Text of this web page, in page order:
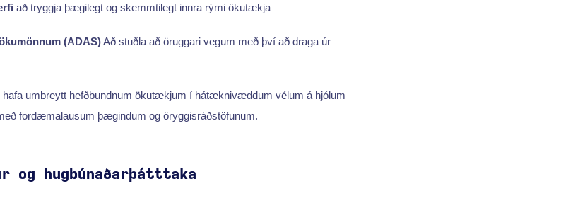
að tryggja þægilegt og skemmtilegt innra rými ökutækja
(ADAS)Að stuðla að öruggari vegum með því að draga úr
hafa umbreytt hefðbundnum ökutækjum í hátæknivæddum vélum á hjólum
fordæmalausum þægindum og öryggisráðstöfunum.
og hugbúnaðarþátttaka